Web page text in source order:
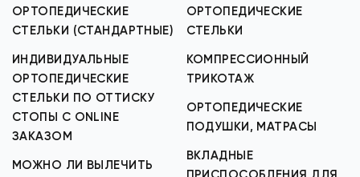
ОРТОПЕДИЧЕСКИЕ
СТЕЛЬКИ (СТАНДАРТНЫЕ)
ИНДИВИДУАЛЬНЫЕ
ОРТОПЕДИЧЕСКИЕ
СТЕЛЬКИ ПО ОТТИСКУ
СТОПЫ С ONLINE
ЗАКАЗОМ
МОЖНО ЛИ ВЫЛЕЧИТЬ
ОРТОПЕДИЧЕСКИЕ
СТЕЛЬКИ
КОМПРЕССИОННЫЙ
ТРИКОТАЖ
ОРТОПЕДИЧЕСКИЕ
ПОДУШКИ, МАТРАСЫ
ВКЛАДНЫЕ